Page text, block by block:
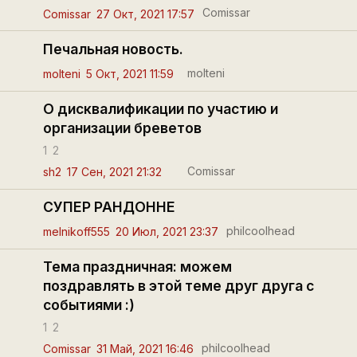
Comissar 27 Окт, 2021 17:57 Comissar
Печальная новость.
molteni 5 Окт, 2021 11:59 molteni
О дисквалификации по участию и
организации бреветов
1 2
sh2 17 Сен, 2021 21:32 Comissar
СУПЕР РАНДОННЕ
melnikoff555 20 Июл, 2021 23:37 philcoolhead
Тема праздничная: можем
поздравлять в этой теме друг друга с
событиями :)
1 2
Comissar 31 Май, 2021 16:46 philcoolhead